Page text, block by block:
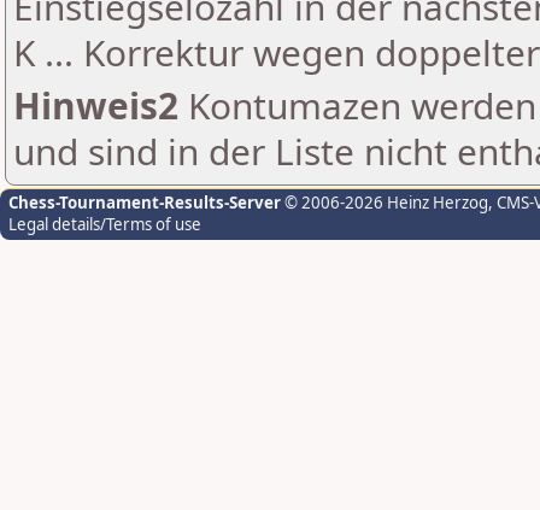
K ... Korrektur wegen
Hinweis2 Kontumazen
und sind in der Liste nicht
Chess-Tournament-Results-Server© 2006-2026 Heinz Herzog,
Legal details/Terms of use